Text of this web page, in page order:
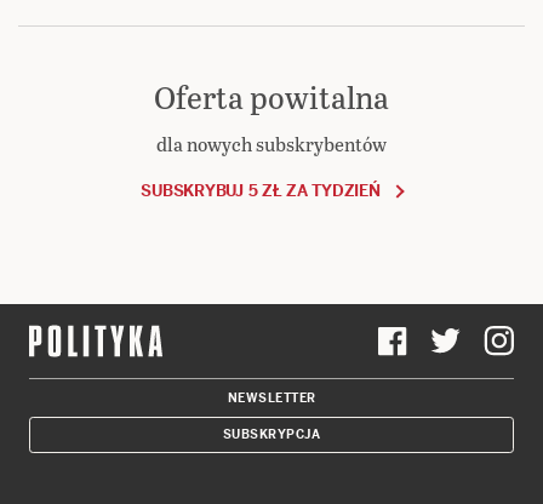
Oferta powitalna
dla nowych subskrybentów
SUBSKRYBUJ 5 ZŁ ZA TYDZIEŃ
NEWSLETTER
SUBSKRYPCJA